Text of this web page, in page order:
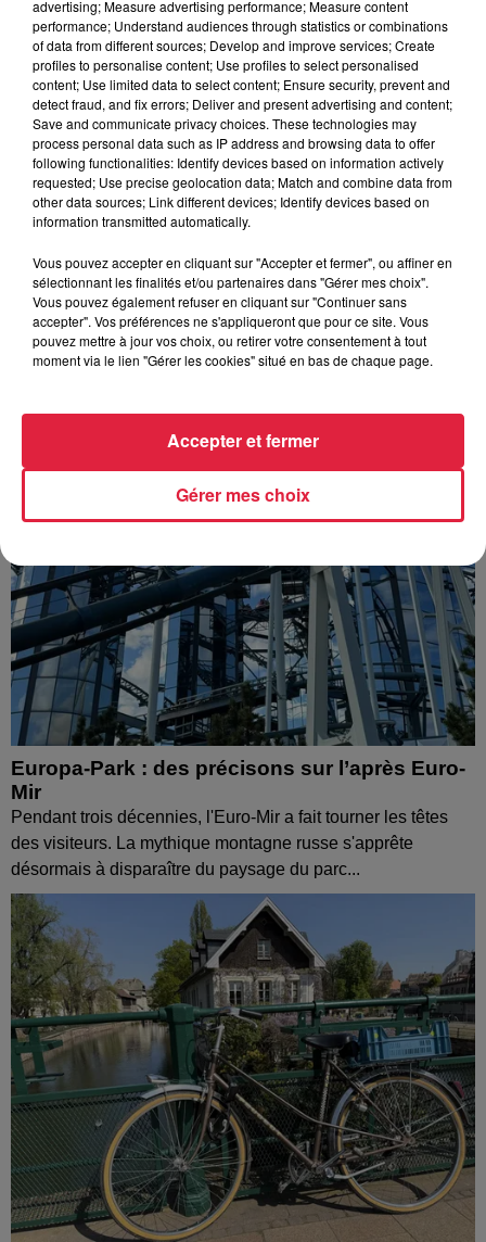
Les dernières infos sur la venue du pape à
Metz en septembre
Du 25 au 28 septembre, le pape Léon XIV fera son premier
voyage apostolique en France. Après une étape à Paris puis
Europa-Park : des précisons sur l’après Euro-
Mir
Pendant trois décennies, l'Euro-Mir a fait tourner les têtes
des visiteurs. La mythique montagne russe s'apprête
désormais à disparaître du paysage du parc...
advertising; Measure advertising performance; Measure content
performance; Understand audiences through statistics or combinations
of data from different sources; Develop and improve services; Create
profiles to personalise content; Use profiles to select personalised
content; Use limited data to select content; Ensure security, prevent and
detect fraud, and fix errors; Deliver and present advertising and content;
Save and communicate privacy choices. These technologies may
process personal data such as IP address and browsing data to offer
following functionalities: Identify devices based on information actively
requested; Use precise geolocation data; Match and combine data from
other data sources; Link different devices; Identify devices based on
information transmitted automatically.
Vous pouvez accepter en cliquant sur "Accepter et fermer", ou affiner en
sélectionnant les finalités et/ou partenaires dans "Gérer mes choix".
Vous pouvez également refuser en cliquant sur "Continuer sans
accepter". Vos préférences ne s'appliqueront que pour ce site. Vous
pouvez mettre à jour vos choix, ou retirer votre consentement à tout
moment via le lien "Gérer les cookies" situé en bas de chaque page.
Gérer mes choix
Accepter et fermer